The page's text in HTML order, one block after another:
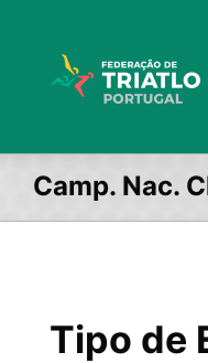
Camp. Nac.
Tipo de